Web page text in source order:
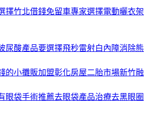
擇竹北借錢免留車專家選擇電動曬衣架
尿酸產品要選擇飛秒雷射白內障消除熊
的小攤販加盟彰化房屋二胎市場新竹融
眼袋手術推薦去眼袋產品治療去黑眼圈